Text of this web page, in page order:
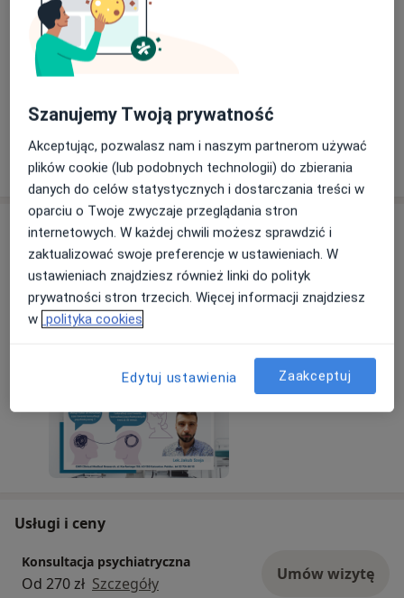
Pokaż więcejo doświadczeniu
Aktualności
lek. Jakub Szeja
Aleja Wojciecha Korfantego 138, 40-156 Katowice
Zapraszamy na konsultację .
Usługi i ceny
Konsultacja psychiatryczna
Od 270 zł Szczegóły Umów wizytę
Szanujemy Twoją prywatność
Akceptując, pozwalasz nam i naszym partnerom używać
plików cookie (lub podobnych technologii) do zbierania
danych do celów statystycznych i dostarczania treści w
oparciu o Twoje zwyczaje przeglądania stron
internetowych. W każdej chwili możesz sprawdzić i
zaktualizować swoje preferencje w ustawieniach. W
ustawieniach znajdziesz również linki do polityk
prywatności stron trzecich. Więcej informacji znajdziesz
w polityka cookies
Edytuj ustawienia Zaakceptuj